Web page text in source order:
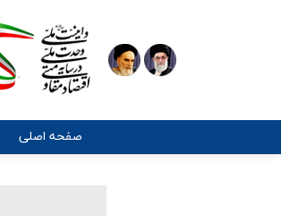
صفحه اصلی